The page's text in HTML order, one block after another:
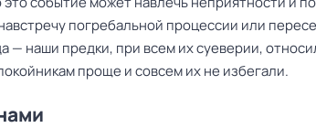
погребальной процессии или
— наши предки, при всем их суеверии,
проще и совсем их не избегали.